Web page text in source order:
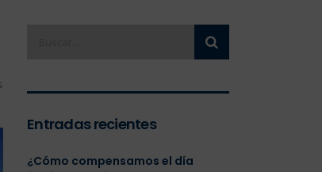
Entradas recientes
¿Cómo compensamos el día